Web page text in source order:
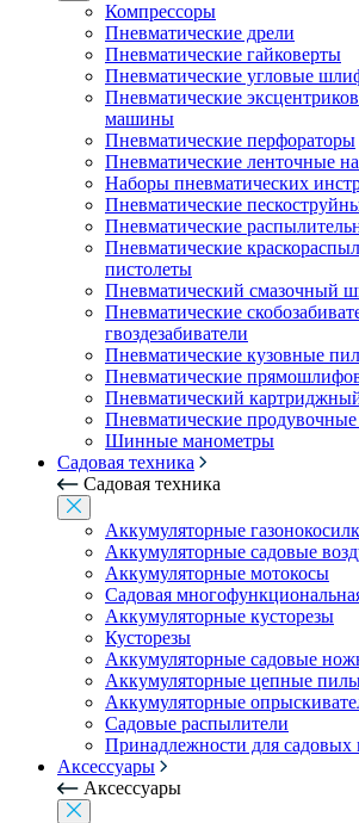
Компрессоры
Пневматические дрели
Пневматические гайковерты
Пневматические угловые
Пневматические
машины
Пневматические перфораторы
Пневматические ленточные
Наборы пневматических
Пневматические
Пневматические
Пневматические
пистолеты
Пневматический смазочный
Пневматические
гвоздезабиватели
Пневматические кузовные
Пневматические
Пневматический
Пневматические
Шинные манометры
Садовая техника
Садовая техника
Аккумуляторные
Аккумуляторные садовые
Аккумуляторные мотокосы
Садовая
Аккумуляторные кусторезы
Кусторезы
Аккумуляторные садовые
Аккумуляторные цепные
Аккумуляторные
Садовые распылители
Принадлежности для садовых
Аксессуары
Аксессуары